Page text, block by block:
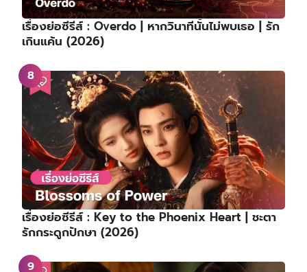
เรื่องย่อซีรีส์ : Overdo | หากวินาทีนั้นไม่พบเธอ | รัก
เกินแค้น (2026)
เรื่องย่อซีรีส์ : Key to the Phoenix Heart | ชะตา
รักกระดูกปักษา (2026)